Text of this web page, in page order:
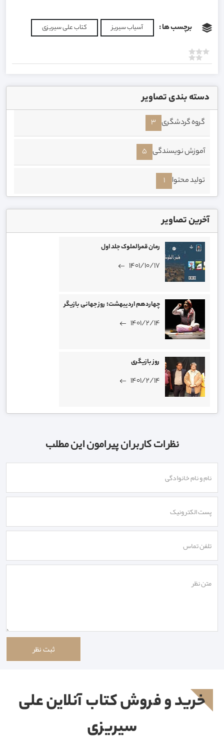
برچسب ها : آسیاب سیریز کتاب علی سیریزی
دسته بندی تصاویر
گروه گردشگری 3
آموزش نویسندگی 5
تولید محتوا 1
آخرین تصاویر
رمان قمرالملوک جلد اول
1401/10/17
چهاردهم اردیبهشت؛ روز جهانی بازیگر
1401/2/14
روز بازیگری
1401/2/14
نظرات کاربران پیرامون این مطلب
خرید و فروش کتاب آنلاین علی
سیریزی